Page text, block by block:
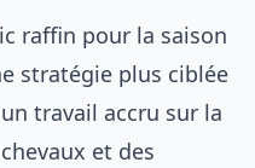
raffin pour la saison
stratégie plus ciblée
travail accru sur la
et des